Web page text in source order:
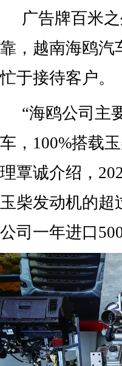
广告牌百米
靠，越南海鸥汽
忙于接待客户。
“海鸥公司主
车，100%搭载
理覃诚介绍，
玉柴发动机的超
公司一年进口